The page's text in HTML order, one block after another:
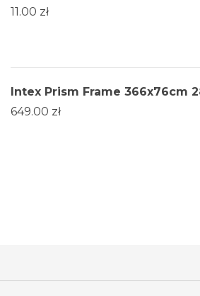
11.00 zł
Intex Prism Frame 366x76cm
649.00 zł